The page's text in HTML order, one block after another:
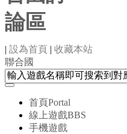
| 設為首頁 | 收藏本站
聯合國
首頁Portal
線上遊戲BBS
手機遊戲